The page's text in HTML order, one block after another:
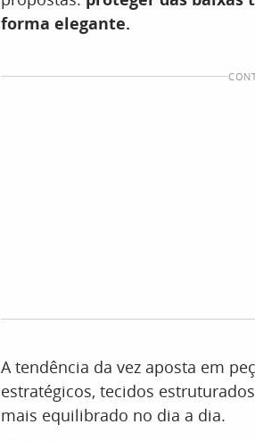
forma elegante.
A tendência da vez aposta em
estratégicos, tecidos
mais equilibrado no dia a dia.